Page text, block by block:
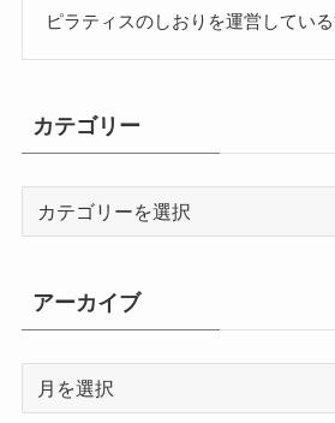
ピラティスのしおりを運営してい
カテゴリー
リ
ー
アーカイブ